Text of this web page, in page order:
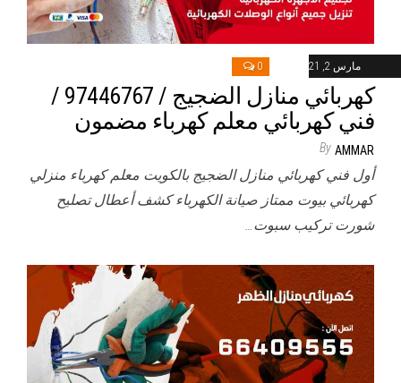
مارس 2, 2021 0
كهربائي منازل الضجيج / 97446767 /
فني كهربائي معلم كهرباء مضمون
By AMMAR
أول فني كهربائي منازل الضجيج بالكويت معلم كهرباء منزلي
كهربائي بيوت ممتاز صيانة الكهرباء كشف أعطال تصليح
شورت تركيب سبوت…